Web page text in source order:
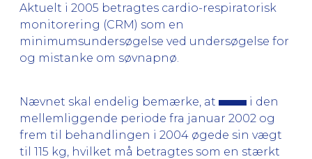
Aktuelt i 2005 betragtes cardio-respiratorisk
monitorering (CRM) som en
minimumsundersøgelse ved undersøgelse for
og mistanke om søvnapnø.
Nævnet skal endelig bemærke, at
i den
mellemliggende periode fra januar 2002 og
frem til behandlingen i 2004 øgede sin vægt
til 115 kg, hvilket må betragtes som en stærkt